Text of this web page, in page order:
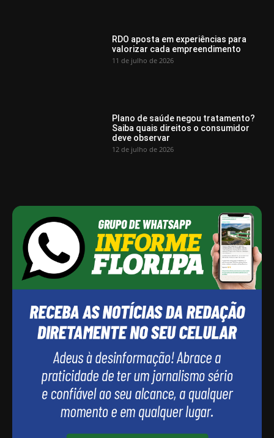
RDO aposta em experiências para
valorizar cada empreendimento
11 de julho de 2026
Plano de saúde negou tratamento?
Saiba quais direitos o consumidor
deve observar
12 de julho de 2026